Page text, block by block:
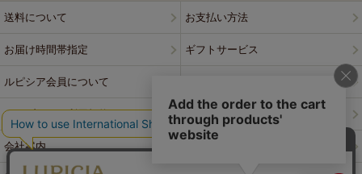
送料について お支払い方法
お届け時間帯指定 ギフトサービス
ルピシア会員について
ウェブサイト利用規約 特定商取引法に基づく表記
会社案内